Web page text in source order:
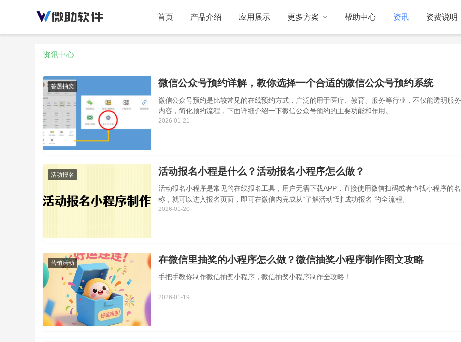
首页 产品介绍 应用展示 更多方案
关于我们 订制开发
帮助中心 资讯 资费说明
资讯中心
答题抽奖 微信公众号预约详解，教你选择一个合适的微信公众号预约系统
微信公众号预约是比较常见的在线预约方式，广泛的用于医疗、教育、服务等行业，不仅能透明服务
内容，简化预约流程，下面详细介绍一下微信公众号预约的主要功能和作用。
2026-01-21
活动报名 活动报名小程是什么？活动报名小程序怎么做？
活动报名小程序是常见的在线报名工具，用户无需下载APP，直接使用微信扫码或者查找小程序的名
称，就可以进入报名页面，即可在微信内完成从“了解活动”到“成功报名”的全流程。
2026-01-20
营销活动 在微信里抽奖的小程序怎么做？微信抽奖小程序制作图文攻略
手把手教你制作微信抽奖小程序，微信抽奖小程序制作全攻略！
2026-01-19